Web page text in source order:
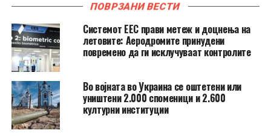
ПОВРЗАНИ ВЕСТИ
Системот ЕЕС прави метеж и доцнења на
летовите: Аеродромите принудени
повремено да ги исклучуваат контролите
Во војната во Украина се оштетени или
уништени 2.000 споменици и 2.600
културни институции